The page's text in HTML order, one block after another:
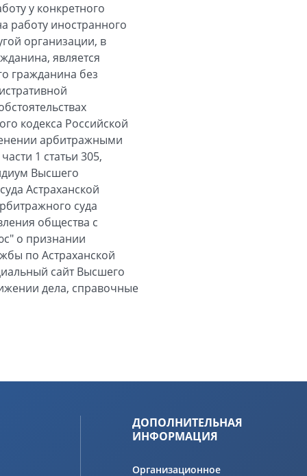
у конкретного
работу иностранного
организации, в
является
гражданина без
кодекса Российской
арбитражными
1 статьи 305,
Высшего
Астраханской
суда
общества с
о признании
по Астраханской
сайт Высшего
дела, справочные
ДОПОЛНИТЕЛЬНАЯ
ИНФОРМАЦИЯ
Организационное